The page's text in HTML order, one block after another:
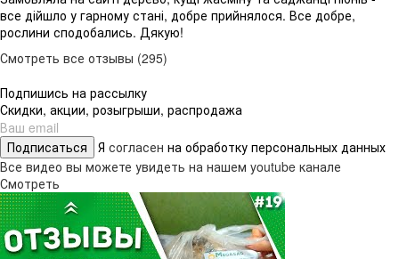
все дійшло у гарному стані, добре прийнялося. Все добре,
рослини сподобались. Дякую!
Смотреть все отзывы (295)
Подпишись на рассылку
Скидки, акции, розыгрыши, распродажа
Подписаться Я согласен на обработку персональных данных
Все видео вы можете увидеть на нашем youtube канале
Смотреть